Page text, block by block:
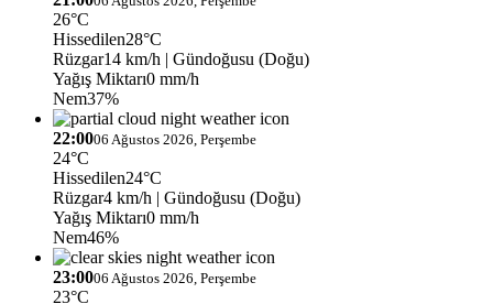
26°C
Hissedilen28°C
Rüzgar14 km/h | Gündoğusu (Doğu)
Yağış Miktarı0 mm/h
Nem37%
22:0006 Ağustos 2026, Perşembe
24°C
Hissedilen24°C
Rüzgar4 km/h | Gündoğusu (Doğu)
Yağış Miktarı0 mm/h
Nem46%
23:0006 Ağustos 2026, Perşembe
23°C